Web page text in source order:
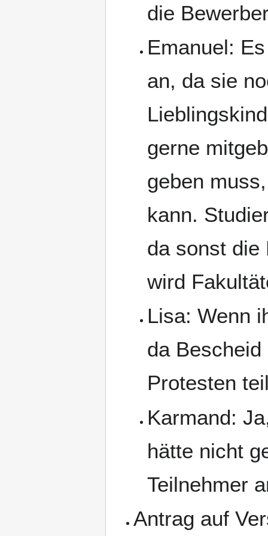
die
Emanuel:
an, da sie
gerne
geben
kann.
da sonst die
wird
Lisa: Wenn
da
Protesten
Karmand:
hätte nicht
Teilnehmer
Antrag auf